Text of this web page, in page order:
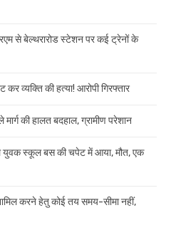
से बेल्थरारोड स्टेशन पर कई ट्रेनों के
व्यक्ति की हत्या! आरोपी गिरफ्तार
की हालत बदहाल, ग्रामीण परेशान
युवक स्कूल बस की चपेट में आया, मौत, एक
करने हेतु कोई तय समय-सीमा नहीं,